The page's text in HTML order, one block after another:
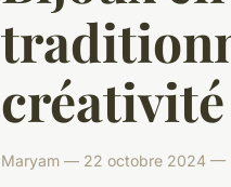
créativité
Maryam — 22 octobre 2024 —